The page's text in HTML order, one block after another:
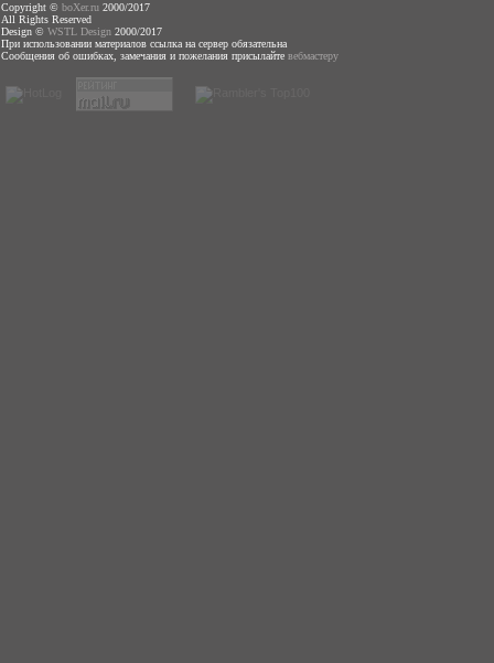
Copyright © boXer.ru 2000/2017
All Rights Reserved
Design © WSTL Design 2000/2017
При использовании материалов ссылка на сервер обязательна
Сообщения об ошибках, замечания и пожелания присылайте вебмастеру